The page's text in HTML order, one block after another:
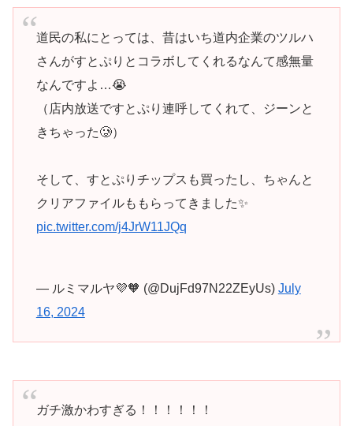
道民の私にとっては、昔はいち道内企業のツルハ
さんがすとぷりとコラボしてくれるなんて感無量
なんですよ…😭
（店内放送ですとぷり連呼してくれて、ジーンと
きちゃった🥲）
そして、すとぷりチップスも買ったし、ちゃんと
クリアファイルももらってきました✨️
pic.twitter.com/j4JrW11JQq
— ルミマルヤ💜🧡 (@DujFd97N22ZEyUs) July
16, 2024
ガチ激かわすぎる！！！！！！